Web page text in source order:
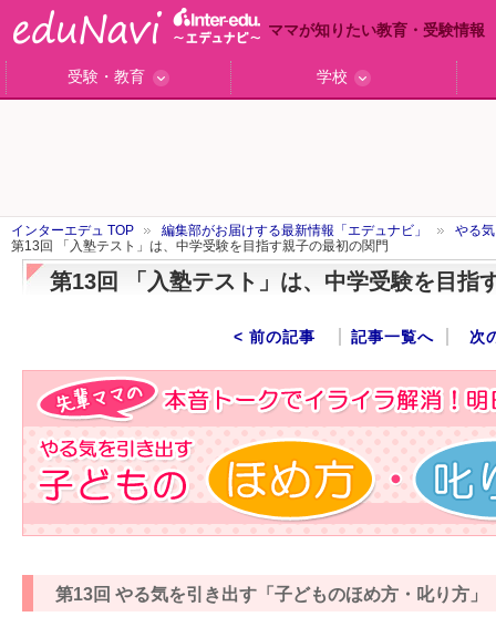
ママが知りたい教育・受験情報
受験・教育
学校
インターエデュ TOP 編集部がお届けする最新情報「エデュナビ」
やる
第13回 「入塾テスト」は、中学受験を目指す親子の最初の関門
第13回 「入塾テスト」は、中学受験を目指
< 前の記事 記事一覧へ 次
第13回 やる気を引き出す「子どものほめ方・叱り方」